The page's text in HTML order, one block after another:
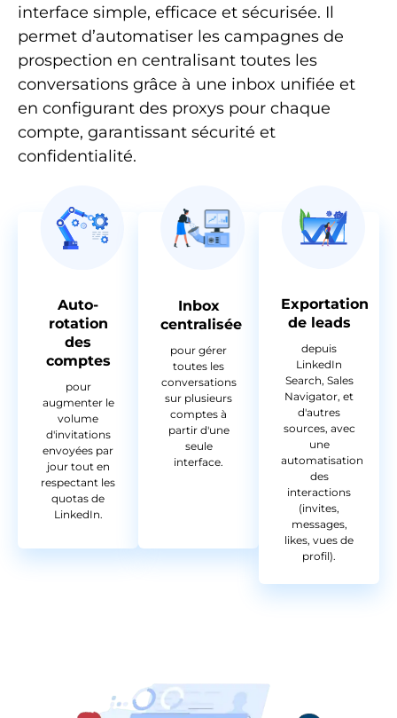
interface simple, efficace et sécurisée. Il
permet d’automatiser les campagnes de
prospection en centralisant toutes les
conversations grâce à une inbox unifiée et
en configurant des proxys pour chaque
compte, garantissant sécurité et
confidentialité.
Auto-
rotation
des
comptes
pour
augmenter le
volume
d'invitations
envoyées par
jour tout en
respectant les
quotas de
LinkedIn.
Inbox
centralisée
pour gérer
toutes les
conversations
sur plusieurs
comptes à
partir d'une
seule
interface.
Exportation
de leads
depuis
LinkedIn
Search, Sales
Navigator, et
d'autres
sources, avec
une
automatisation
des
interactions
(invites,
messages,
likes, vues de
profil).